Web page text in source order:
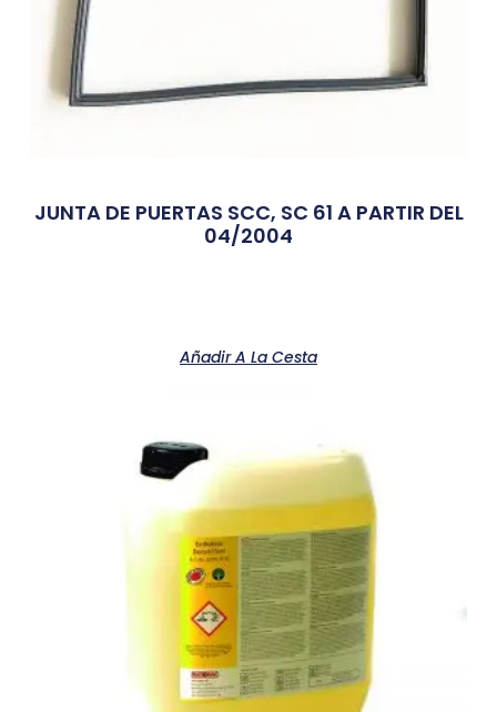
JUNTA DE PUERTAS SCC, SC 61 A PARTIR DEL
04/2004
Añadir A La Cesta